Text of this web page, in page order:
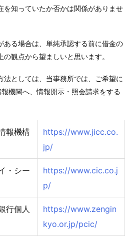
を知っていたか否かは関係がありませ
ある場合は、単純承認する前に借金の
観点から望ましいと思います。
法としては、当事務所では、ご希望に
機関へ、情報開示・照会請求をする
報機構
https://www.jicc.co.
jp/
・シー
https://www.cic.co.j
p/
行個人
https://www.zengin
kyo.or.jp/pcic/